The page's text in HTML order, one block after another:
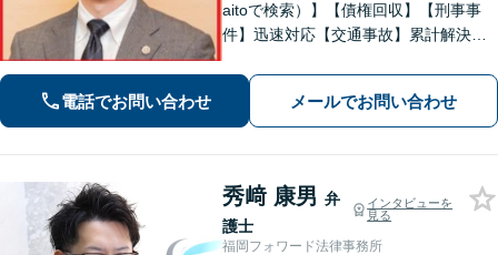
aitoで検索）】【債権回収】【刑事事
件】迅速対応【交通事故】累計解決実
【初回相談無料】【プロ野球選手会公
認代理人】【九州・中国・沖縄対応】
【天神南駅直結】
電話でお問い合わせ メールでお問い合わせ
秀﨑 康男 弁
護士
インタビューを
見る
福岡フォワード法律事務所